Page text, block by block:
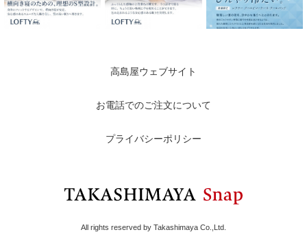
高島屋ウェブサイト
お電話でのご注文について
プライバシーポリシー
All rights reserved by Takashimaya Co.,Ltd.